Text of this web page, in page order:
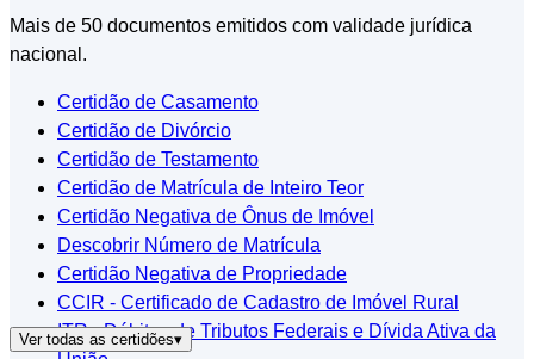
Mais de 50 documentos emitidos com validade jurídica
nacional.
Certidão de Casamento
Certidão de Divórcio
Certidão de Testamento
Certidão de Matrícula de Inteiro Teor
Certidão Negativa de Ônus de Imóvel
Descobrir Número de Matrícula
Certidão Negativa de Propriedade
CCIR - Certificado de Cadastro de Imóvel Rural
ITR - Débitos de Tributos Federais e Dívida Ativa da
Ver todas as certidões▾